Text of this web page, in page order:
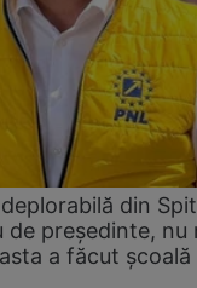
din
de președinte, nu
a făcut școală